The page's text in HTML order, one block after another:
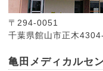
〒294-0051
千葉県館山市正木
亀田メディカルセ